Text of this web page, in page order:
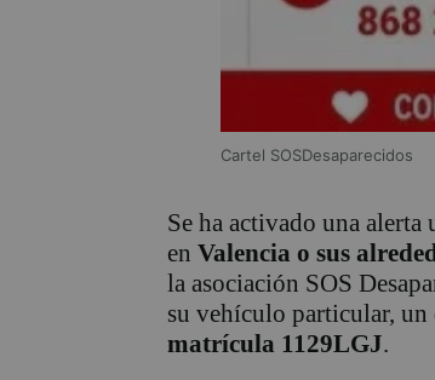
Cartel SOSDesaparecidos
Se ha activado una alerta
en Valencia o sus
la asociación SOS
su vehículo particular, un
matrícula 1129LGJ.